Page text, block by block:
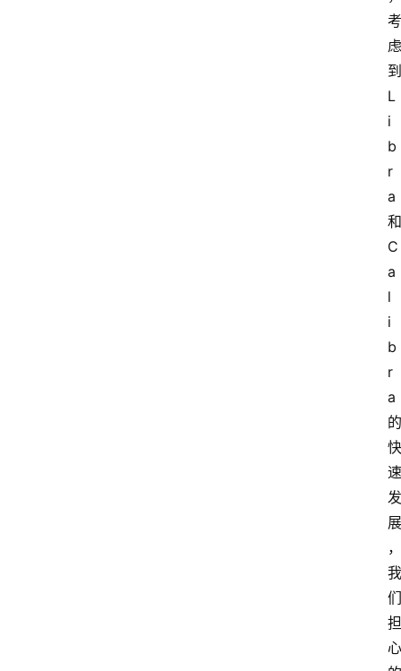
考
虑
到
L
i
b
r
a
和
C
a
l
i
b
r
a
的
快
速
发
展
，
我
们
担
心